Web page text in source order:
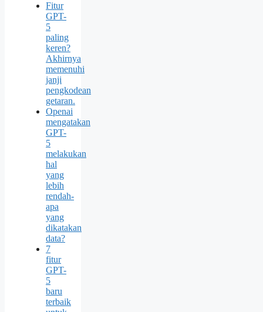
Fitur
GPT-
5
paling
keren?
Akhirnya
memenuhi
janji
pengkodean
getaran.
Openai
mengatakan
GPT-
5
melakukan
hal
yang
lebih
rendah-
apa
yang
dikatakan
data?
7
fitur
GPT-
5
baru
terbaik